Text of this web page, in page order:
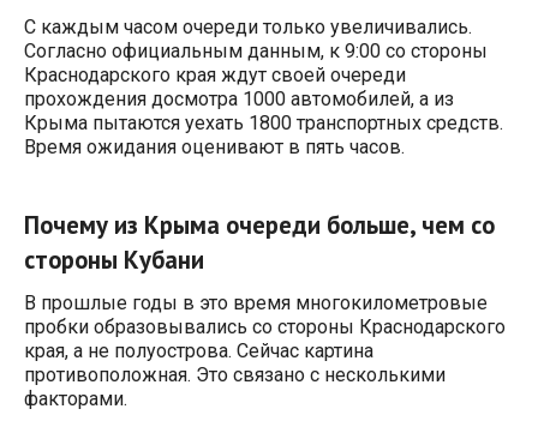
С каждым часом очереди только увеличивались.
Согласно официальным данным, к 9:00 со стороны
Краснодарского края ждут своей очереди
прохождения досмотра 1000 автомобилей, а из
Крыма пытаются уехать 1800 транспортных средств.
Время ожидания оценивают в пять часов.
Почему из Крыма очереди больше, чем со
стороны Кубани
В прошлые годы в это время многокилометровые
пробки образовывались со стороны Краснодарского
края, а не полуострова. Сейчас картина
противоположная. Это связано с несколькими
факторами.